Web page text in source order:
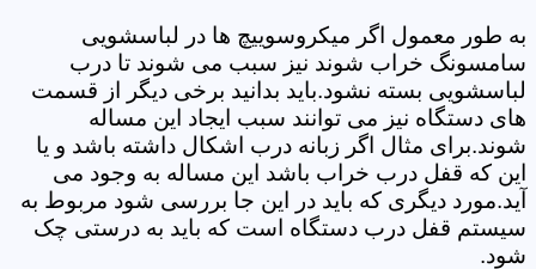
به طور معمول اگر میکروسوییچ ها در لباسشویی
سامسونگ خراب شوند نیز سبب می شوند تا درب
لباسشویی بسته نشود.باید بدانید برخی دیگر از قسمت
های دستگاه نیز می توانند سبب ایجاد این مساله
شوند.برای مثال اگر زبانه درب اشکال داشته باشد و یا
این که قفل درب خراب باشد این مساله به وجود می
آید.مورد دیگری که باید در این جا بررسی شود مربوط به
سیستم قفل درب دستگاه است که باید به درستی چک
شود.